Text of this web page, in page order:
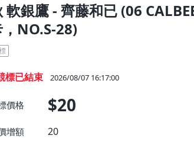
軟銀鷹 - 齊藤和已 (06
NO.S-28)
標已結束 2026/08/07 16:17:00
價格 $20
增額 20